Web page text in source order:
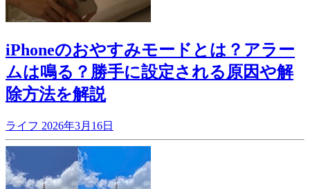
iPhoneのおやすみモードとは？アラー
ムは鳴る？勝手に設定される原因や解
除方法を解説
ライフ 2026年3月16日